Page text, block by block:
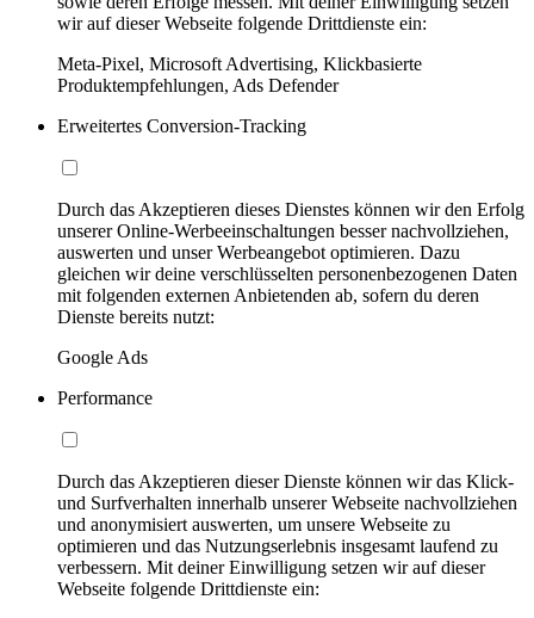
wir auf dieser Webseite folgende Drittdienste ein:
Meta-Pixel, Microsoft Advertising, Klickbasierte
Produktempfehlungen, Ads Defender
Erweitertes Conversion-Tracking
Durch das Akzeptieren dieses Dienstes können wir den Erfolg
unserer Online-Werbeeinschaltungen besser nachvollziehen,
auswerten und unser Werbeangebot optimieren. Dazu
gleichen wir deine verschlüsselten personenbezogenen Daten
mit folgenden externen Anbietenden ab, sofern du deren
Dienste bereits nutzt:
Google Ads
Performance
Durch das Akzeptieren dieser Dienste können wir das Klick-
und Surfverhalten innerhalb unserer Webseite nachvollziehen
und anonymisiert auswerten, um unsere Webseite zu
optimieren und das Nutzungserlebnis insgesamt laufend zu
verbessern. Mit deiner Einwilligung setzen wir auf dieser
Webseite folgende Drittdienste ein: